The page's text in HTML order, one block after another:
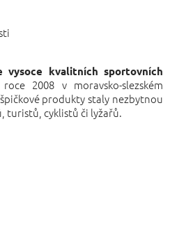
vysoce kvalitních sportovních
2008 v moravsko-slezském
produkty staly nezbytnou
turistů, cyklistů či lyžařů.